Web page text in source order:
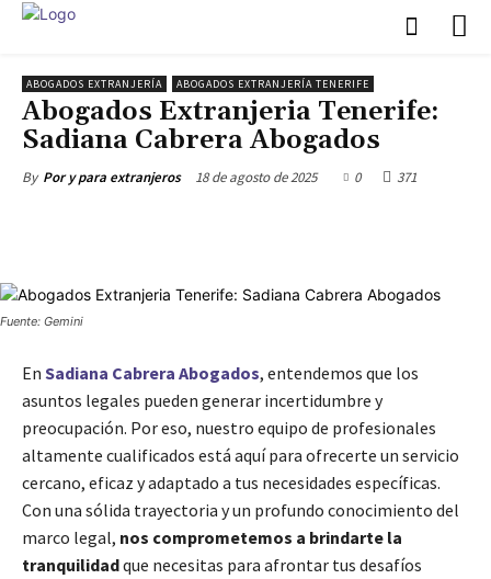
ABOGADOS EXTRANJERÍA ABOGADOS EXTRANJERÍA TENERIFE
Abogados Extranjeria Tenerife:
Sadiana Cabrera Abogados
By Por y para extranjeros 18 de agosto de 2025 0 371
Fuente: Gemini
En Sadiana Cabrera Abogados, entendemos que los
asuntos legales pueden generar incertidumbre y
preocupación. Por eso, nuestro equipo de profesionales
altamente cualificados está aquí para ofrecerte un servicio
cercano, eficaz y adaptado a tus necesidades específicas.
Con una sólida trayectoria y un profundo conocimiento del
marco legal, nos comprometemos a brindarte la
tranquilidadque necesitas para afrontar tus desafíos